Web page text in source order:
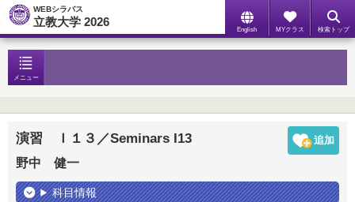
WEBシラバス
立教大学 2026
English MYクラス 検索トップ
メニュー
演習 Ｉ１３／Seminars I13
野中 健一
科目情報